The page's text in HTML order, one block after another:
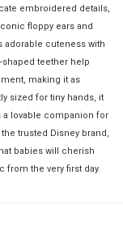
embroidered details,
floppy ears and
adorable cuteness with
shaped teether help
making it as
sized for tiny hands, it
lovable companion for
trusted Disney brand,
babies will cherish
from the very first day.